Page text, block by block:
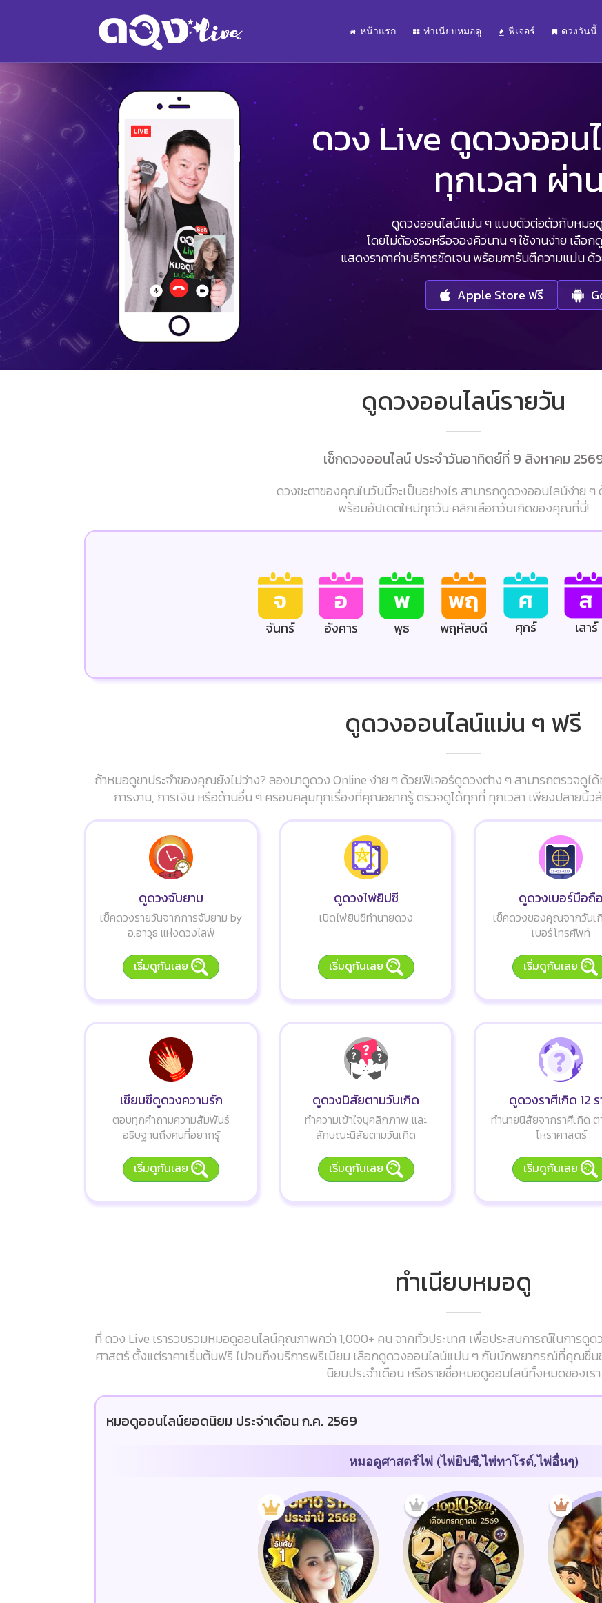
หน้าแรก ทำเนียบหมอดู ฟีเจอร์ ดวงวันนี้
ดวง Live ดูดวงออน
ทุกเวลา ผ่า
ดูดวงออนไลน์แม่น ๆ แบบตัวต่อตัวกับหมอ
โดยไม่ต้องรอหรือจองคิวนาน ๆ ใช้งานง่าย เลือ
แสดงราคาค่าบริการชัดเจน พร้อมการันตีความแม่น ด้
Apple Store ฟรี
ดูดวงออนไลน์รายวัน
เช็กดวงออนไลน์ ประจำวันอาทิตย์ที่ 9 สิงหาคม
ดวงชะตาของคุณในวันนี้จะเป็นอย่างไร สามารถดูดวงออนไลน์ง่าย ๆ
พร้อมอัปเดตใหม่ทุกวัน คลิกเลือกวันเกิดของคุณที่นี่!
จันทร์ อังคาร พุธ พฤหัสบดี ศุกร์ เสาร์
ดูดวงออนไลน์แม่น ๆ ฟรี
ถ้าหมอดูขาประจำของคุณยังไม่ว่าง? ลองมาดูดวง Online ง่าย ๆ ด้วยฟีเจอร์ดูดวงต่าง ๆ สามารถตรวจดูไ
การงาน, การเงิน หรือด้านอื่น ๆ ครอบคลุมทุกเรื่องที่คุณอยากรู้ ตรวจดูได้ทุกที่ ทุกเวลา เพียงปลายนิ้
ดูดวงจับยาม
เช็คดวงรายวันจากการจับยาม by
อ.อาวุธ แห่งดวงไลฟ์
เริ่มดูกันเลย
ดูดวงไพ่ยิปซี
เปิดไพ่ยิปซีทำนายดวง
เริ่มดูกันเลย
ดูดวงเบอร์มือถือ
เช็คดวงของคุณจากวันเ
เบอร์โทรศัพท์
เริ่มดูกันเลย
เซียมซีดูดวงความรัก
ตอบทุกคำถามความสัมพันธ์
อธิษฐานถึงคนที่อยากรู้
เริ่มดูกันเลย
ดูดวงนิสัยตามวันเกิด
ทำความเข้าใจบุคลิกภาพ และ
ลักษณะนิสัยตามวันเกิด
เริ่มดูกันเลย
ดูดวงราศีเกิด 12
ทำนายนิสัยจากราศีเกิด
โหราศาสตร์
เริ่มดูกันเลย
ทำเนียบหมอดู
ที่ ดวง Live เรารวบรวมหมอดูออนไลน์คุณภาพกว่า 1,000+ คน จากทั่วประเทศ เพื่อประสบการณ์ในการดู
ศาสตร์ ตั้งแต่ราคาเริ่มต้นฟรี ไปจนถึงบริการพรีเมียม เลือกดูดวงออนไลน์แม่น ๆ กับนักพยากรณ์ที่คุณชื่
นิยมประจำเดือน หรือรายชื่อหมอดูออนไลน์ทั้งหมดของเรา
หมอดูออนไลน์ยอดนิยม ประจำเดือน ก.ค. 2569
หมอดูศาสตร์ไพ่ (ไพ่ยิปซี,ไพ่ทาโรต์,ไพ่อื่นๆ)